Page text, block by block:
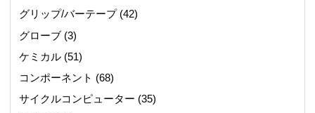
グリップ/バーテープ(42)
グローブ(3)
ケミカル(51)
コンポーネント (68)
サイクルコンピューター (35)